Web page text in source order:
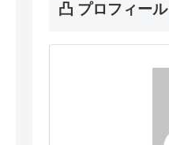
凸 プロフィール